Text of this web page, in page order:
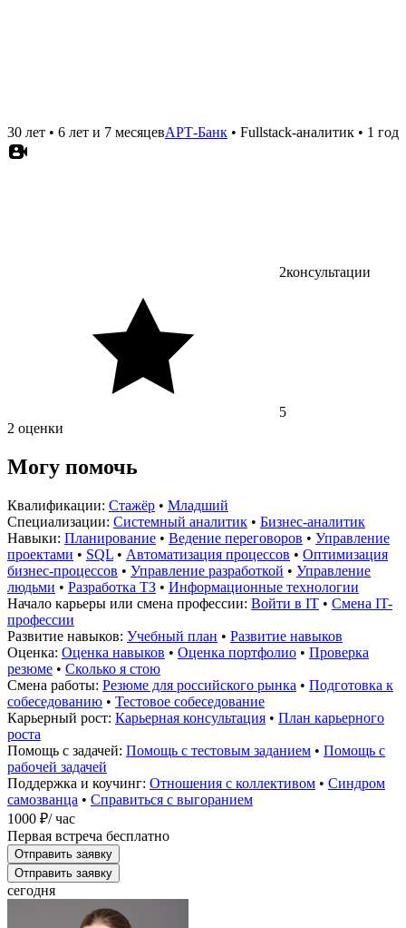
30 лет • 6 лет и 7 месяцевАРТ-Банк • Fullstack-аналитик • 1 год
2консультации
5
2 оценки
Могу помочь
Квалификации: Стажёр • Младший
Специализации: Системный аналитик • Бизнес-аналитик
Навыки: Планирование • Ведение переговоров • Управление
проектами • SQL • Автоматизация процессов • Оптимизация
бизнес-процессов • Управление разработкой • Управление
людьми • Разработка ТЗ • Информационные технологии
Начало карьеры или смена профессии: Войти в IT • Смена IT-
профессии
Развитие навыков: Учебный план • Развитие навыков
Оценка: Оценка навыков • Оценка портфолио • Проверка
резюме • Сколько я стою
Смена работы: Резюме для российского рынка • Подготовка к
собеседованию • Тестовое собеседование
Карьерный рост: Карьерная консультация • План карьерного
роста
Помощь с задачей: Помощь с тестовым заданием • Помощь с
рабочей задачей
Поддержка и коучинг: Отношения с коллективом • Синдром
самозванца • Справиться с выгоранием
1000 ₽/ час
Первая встреча бесплатно
Отправить заявку
Отправить заявку
сегодня